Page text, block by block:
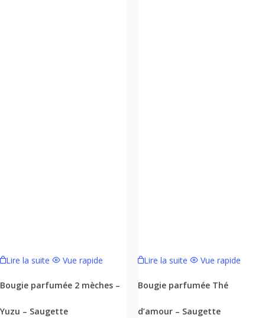
Lire la suite Vue rapide
Bougie parfumée 2 mèches –
Yuzu – Saugette
Lire la suite Vue rapide
Bougie parfumée Thé
d’amour – Saugette